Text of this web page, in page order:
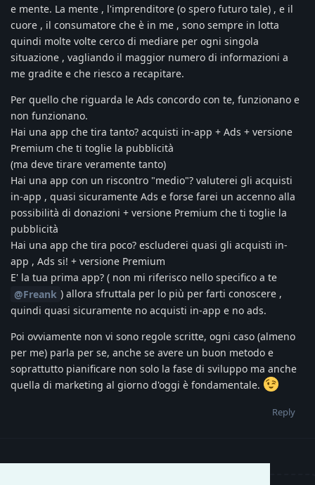
e mente. La mente , l'imprenditore (o spero futuro tale) , e il
cuore , il consumatore che è in me , sono sempre in lotta
quindi molte volte cerco di mediare per ogni singola
situazione , vagliando il maggior numero di informazioni a
me gradite e che riesco a recapitare.
Per quello che riguarda le Ads concordo con te, funzionano e
non funzionano.
Hai una app che tira tanto? acquisti in-app + Ads + versione
Premium che ti toglie la pubblicità
(ma deve tirare veramente tanto)
Hai una app con un riscontro "medio"? valuterei gli acquisti
in-app , quasi sicuramente Ads e forse farei un accenno alla
possibilità di donazioni + versione Premium che ti toglie la
pubblicità
Hai una app che tira poco? escluderei quasi gli acquisti in-
app , Ads si! + versione Premium
E' la tua prima app? ( non mi riferisco nello specifico a te
@Freank ) allora sfruttala per lo più per farti conoscere ,
quindi quasi sicuramente no acquisti in-app e no ads.
Poi ovviamente non vi sono regole scritte, ogni caso (almeno
per me) parla per se, anche se avere un buon metodo e
soprattutto pianificare non solo la fase di sviluppo ma anche
quella di marketing al giorno d'oggi è fondamentale.
Reply